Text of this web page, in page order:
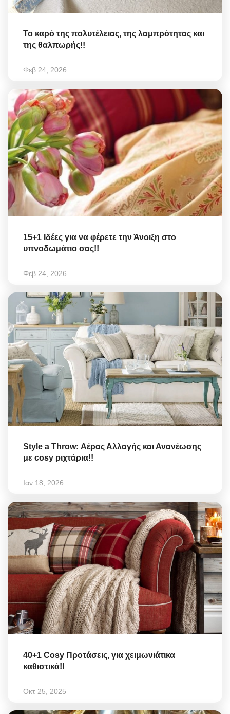
Το καρό της πολυτέλειας, της λαμπρότητας και
της θαλπωρής!!
Φεβ 24, 2026
15+1 Ιδέες για να φέρετε την Άνοιξη στο
υπνοδωμάτιο σας!!
Φεβ 24, 2026
Style a Throw: Αέρας Αλλαγής και Ανανέωσης
με cosy ριχτάρια!!
Ιαν 18, 2026
40+1 Cosy Προτάσεις, για χειμωνιάτικα
καθιστικά!!
Οκτ 25, 2025